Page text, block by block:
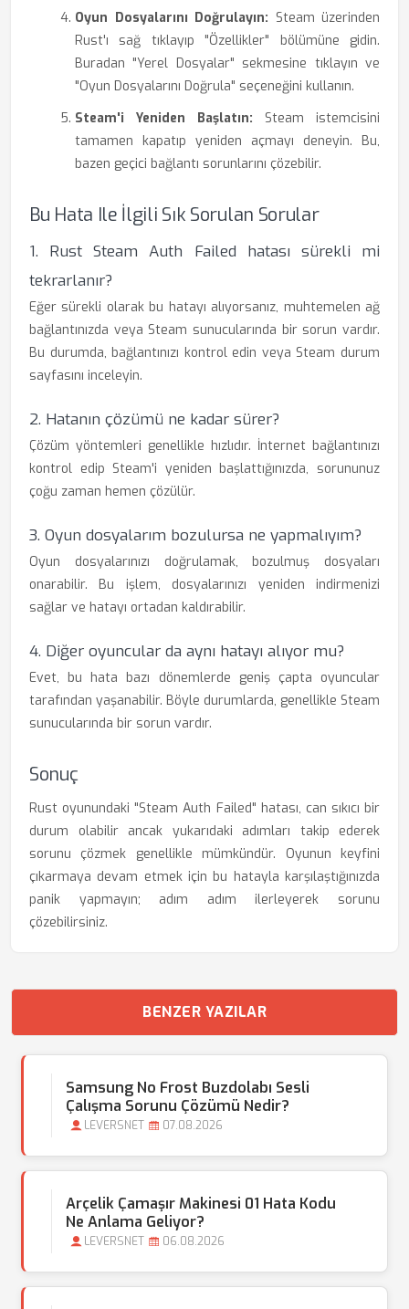
Oyun Dosyalarını Doğrulayın: Steam üzerinden
Rust'ı sağ tıklayıp "Özellikler" bölümüne gidin.
Buradan "Yerel Dosyalar" sekmesine tıklayın ve
"Oyun Dosyalarını Doğrula" seçeneğini kullanın.
Steam'i Yeniden Başlatın: Steam istemcisini
tamamen kapatıp yeniden açmayı deneyin. Bu,
bazen geçici bağlantı sorunlarını çözebilir.
Bu Hata Ile İlgili Sık Sorulan Sorular
1. Rust Steam Auth Failed hatası sürekli mi
tekrarlanır?
Eğer sürekli olarak bu hatayı alıyorsanız, muhtemelen ağ
bağlantınızda veya Steam sunucularında bir sorun vardır.
Bu durumda, bağlantınızı kontrol edin veya Steam durum
sayfasını inceleyin.
2. Hatanın çözümü ne kadar sürer?
Çözüm yöntemleri genellikle hızlıdır. İnternet bağlantınızı
kontrol edip Steam'i yeniden başlattığınızda, sorununuz
çoğu zaman hemen çözülür.
3. Oyun dosyalarım bozulursa ne yapmalıyım?
Oyun dosyalarınızı doğrulamak, bozulmuş dosyaları
onarabilir. Bu işlem, dosyalarınızı yeniden indirmenizi
sağlar ve hatayı ortadan kaldırabilir.
4. Diğer oyuncular da aynı hatayı alıyor mu?
Evet, bu hata bazı dönemlerde geniş çapta oyuncular
tarafından yaşanabilir. Böyle durumlarda, genellikle Steam
sunucularında bir sorun vardır.
Sonuç
Rust oyunundaki "Steam Auth Failed" hatası, can sıkıcı bir
durum olabilir ancak yukarıdaki adımları takip ederek
sorunu çözmek genellikle mümkündür. Oyunun keyfini
çıkarmaya devam etmek için bu hatayla karşılaştığınızda
panik yapmayın; adım adım ilerleyerek sorunu
çözebilirsiniz.
BENZER YAZILAR
Samsung No Frost Buzdolabı Sesli
Çalışma Sorunu Çözümü Nedir?
LEVERSNET 07.08.2026
Arçelik Çamaşır Makinesi 01 Hata Kodu
Ne Anlama Geliyor?
LEVERSNET 06.08.2026